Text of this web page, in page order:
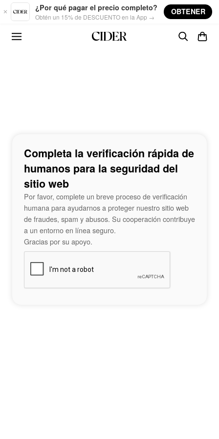
Skip to main content
¿Por qué pagar el precio completo?
Obtén un 15% de DESCUENTO en la App →
OBTENER
Completa la verificación rápida de
humanos para la seguridad del
sitio web
Por favor, complete un breve proceso de verificación
humana para ayudarnos a proteger nuestro sitio web
de fraudes, spam y abusos. Su cooperación contribuye
a un entorno en línea seguro.
Gracias por su apoyo.